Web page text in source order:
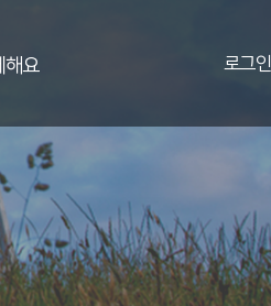
로그인
해요